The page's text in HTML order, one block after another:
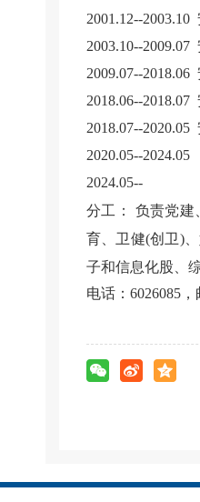
2001.12--
2003.10--
2009.07--
2018.06--
2018.07--
2020.05--
2024.05-- 安
分工： 负责党建
育、卫健(创卫)
子和信息化股、
电话：6026085，